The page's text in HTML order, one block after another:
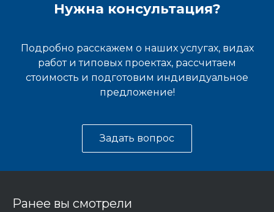
Нужна консультация?
Подробно расскажем о наших услугах, видах
работ и типовых проектах, рассчитаем
стоимость и подготовим индивидуальное
предложение!
Задать вопрос
Ранее вы смотрели